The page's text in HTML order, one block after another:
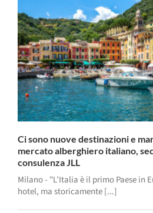
Ci sono nuove destinazioni e
mercato alberghiero italiano,
consulenza JLL
Milano - "L’Italia è il primo Paese in
hotel, ma storicamente [...]